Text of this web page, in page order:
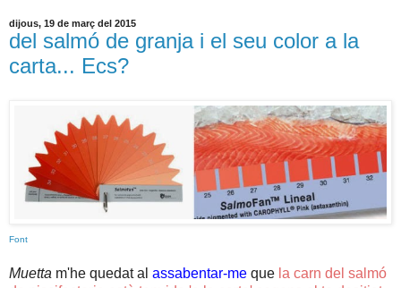
dijous, 19 de març del 2015
del salmó de granja i el seu color a la
carta... Ecs?
Font
Muetta m'he quedat al assabentar-me que la carn del salmó